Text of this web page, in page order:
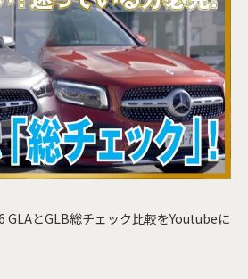
GLAとGLB総チェック比較をYoutubeに